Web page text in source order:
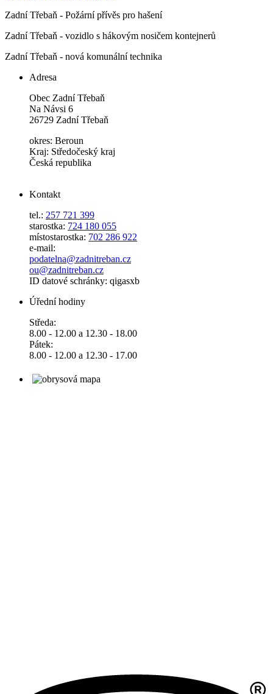
Zadní Třebaň - Požární přívěs pro hašení
Zadní Třebaň - vozidlo s hákovým nosičem kontejnerů
Zadní Třebaň - nová komunální technika
Adresa
Obec Zadní Třebaň
Na Návsi 6
26729 Zadní Třebaň
okres: Beroun
Kraj: Středočeský kraj
Česká republika
Kontakt
tel.: 257 721 399
starostka: 724 180 055
místostarostka: 702 286 922
e-mail:
podatelna@zadnitreban.cz
ou@zadnitreban.cz
ID datové schránky: qigasxb
Úřední hodiny
Středa:
8.00 - 12.00 a 12.30 - 18.00
Pátek:
8.00 - 12.00 a 12.30 - 17.00